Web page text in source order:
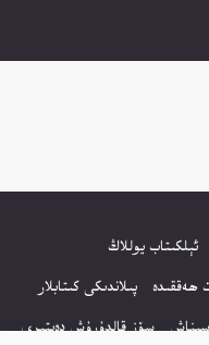
ئېلكىتاب يوللاڭ
ھەققىدە
پىلاندىكى كىتابلار
سۆز قالدۇرۇش دەپتىرى